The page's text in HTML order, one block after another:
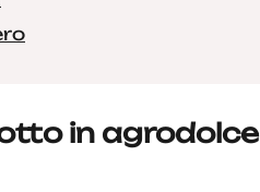
in agrodolce